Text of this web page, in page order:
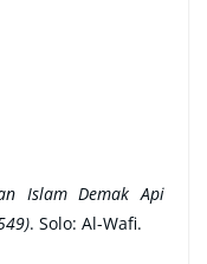
Islam Demak Api
. Solo: Al-Wafi.